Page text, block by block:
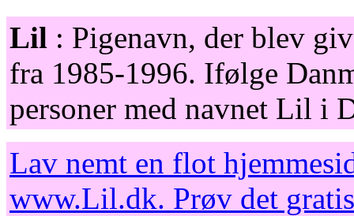
Lil : Pigenavn, der blev
fra 1985-1996. Ifølge
personer med navnet Lil i
Lav nemt en flot
www.Lil.dk. Prøv det